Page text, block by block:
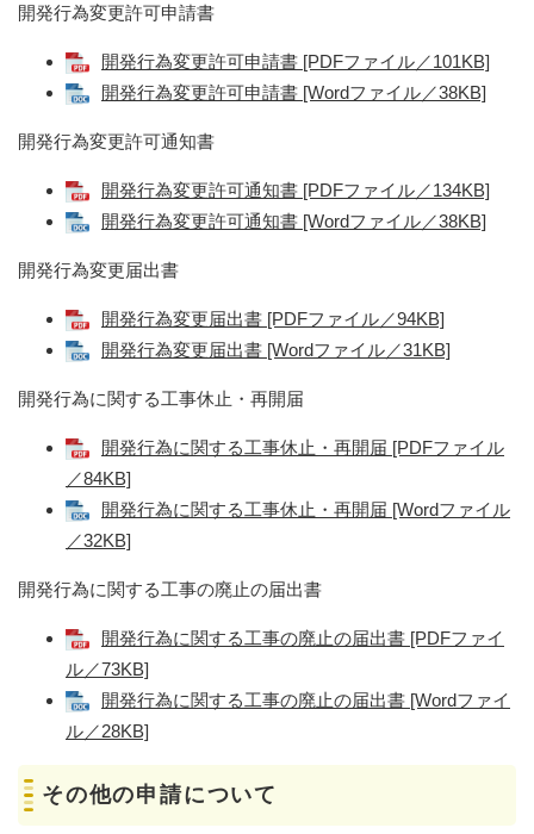
開発行為変更許可申請書
開発行為変更許可申請書 [PDFファイル／101KB]
開発行為変更許可申請書 [Wordファイル／38KB]
開発行為変更許可通知書
開発行為変更許可通知書 [PDFファイル／134KB]
開発行為変更許可通知書 [Wordファイル／38KB]
開発行為変更届出書
開発行為変更届出書 [PDFファイル／94KB]
開発行為変更届出書 [Wordファイル／31KB]
開発行為に関する工事休止・再開届
開発行為に関する工事休止・再開届 [PDFファイル
／84KB]
開発行為に関する工事休止・再開届 [Wordファイル
／32KB]
開発行為に関する工事の廃止の届出書
開発行為に関する工事の廃止の届出書 [PDFファイ
ル／73KB]
開発行為に関する工事の廃止の届出書 [Wordファイ
ル／28KB]
その他の申請について